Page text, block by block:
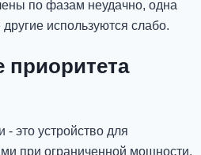
по фазам неудачно, одна
используются слабо.
приоритета
- это устройство для
при ограниченной мощности.